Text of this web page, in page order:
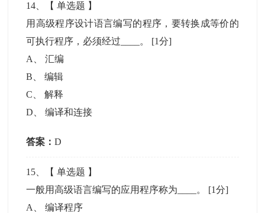
14 、【单选题 】
用高级程序设计语言编写的程序，要转换成等价的
可执行程序，必须经过____。 [1分]
A
、汇编
B 、编辑
C 、解释
D 、编译和连接
答案：D
15 、【单选题 】
一般用高级语言编写的应用程序称为____。 [1分]
A
、编译程序